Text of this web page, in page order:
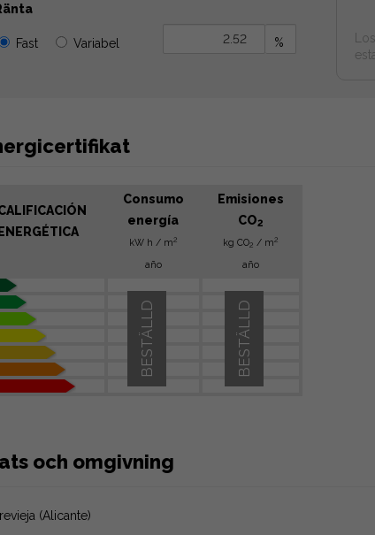
Fast Variabel %
ENERGÉTICA
Consumo
energía
kW h / m2
año
Emisiones
CO2
kg CO2 / m2
año
BESTÄLLD
BESTÄLLD
och omgivning
(Alicante)